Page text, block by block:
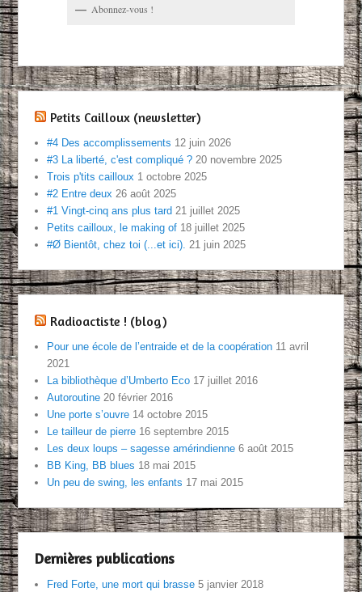
Abonnez-vous !
Petits Cailloux (newsletter)
#4 Des accomplissements 12 juin 2026
#3 La liberté, c'est compliqué ? 20 novembre 2025
Trois p'tits cailloux 1 octobre 2025
#2 Entre deux 26 août 2025
#1 Vingt-cinq ans plus tard 21 juillet 2025
Petits cailloux, le making of 18 juillet 2025
#Ø Bientôt, chez toi (...et ici). 21 juin 2025
Radioactiste ! (blog)
Pour une école de l’entraide et de la coopération 11 avril
2021
La bibliothèque d’Umberto Eco 17 juillet 2016
Autoroutine 20 février 2016
Une porte s’ouvre 14 octobre 2015
Le tailleur de pierre 16 septembre 2015
Les deux loups – sagesse amérindienne 6 août 2015
BB King, BB blues 18 mai 2015
Un peu de swing, les enfants 17 mai 2015
Dernières publications
Fred Forte, une mort qui brasse 5 janvier 2018